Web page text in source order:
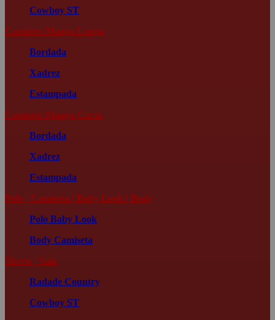
Cowboy ST
Camisete Manga Longa
Bordada
Xadrez
Estampada
Camisete Manga Curta
Bordada
Xadrez
Estampada
Polo | Camiseta | Baby Look | Body
Polo Baby Look
Body Camiseta
Shorts | Saia
Radade Country
Cowboy ST